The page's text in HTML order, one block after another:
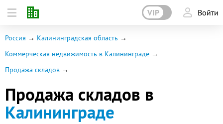
VIP Войти
Россия
Калининградская область
Коммерческая недвижимость в Калининграде
Продажа складов
Продажа складов в
Калининграде